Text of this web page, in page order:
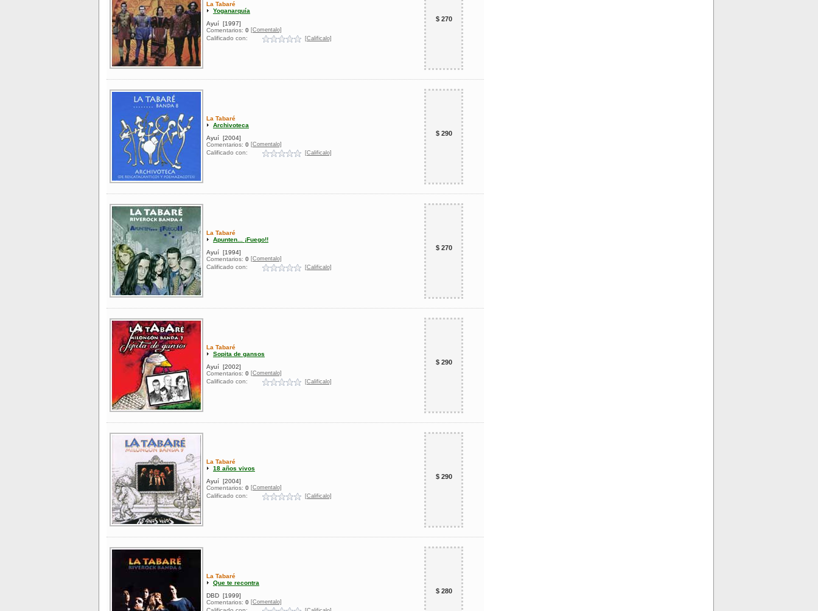
La Tabaré
Yoganarquía
Ayuí [1997]
Comentarios: 0 [Comentalo]
Calificado con: [Calificalo]
$ 270
La Tabaré
Archivoteca
Ayuí [2004]
Comentarios: 0 [Comentalo]
Calificado con: [Calificalo]
$ 290
La Tabaré
Apunten... ¡Fuego!!
Ayuí [1994]
Comentarios: 0 [Comentalo]
Calificado con: [Calificalo]
$ 270
La Tabaré
Sopita de gansos
Ayuí [2002]
Comentarios: 0 [Comentalo]
Calificado con: [Calificalo]
$ 290
La Tabaré
18 años vivos
Ayuí [2004]
Comentarios: 0 [Comentalo]
Calificado con: [Calificalo]
$ 290
La Tabaré
Que te recontra
DBD [1999]
Comentarios: 0 [Comentalo]
$ 280